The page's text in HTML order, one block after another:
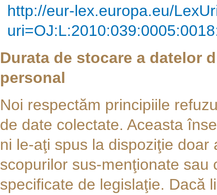
http://eur-lex.europa.eu/
Durata de stocare a datelor
personal
Noi respectăm principiile
de date colectate. Aceasta
ni le-aţi spus la dispoziţie
scopurilor sus-menţionate
specificate de legislaţie. Dacă